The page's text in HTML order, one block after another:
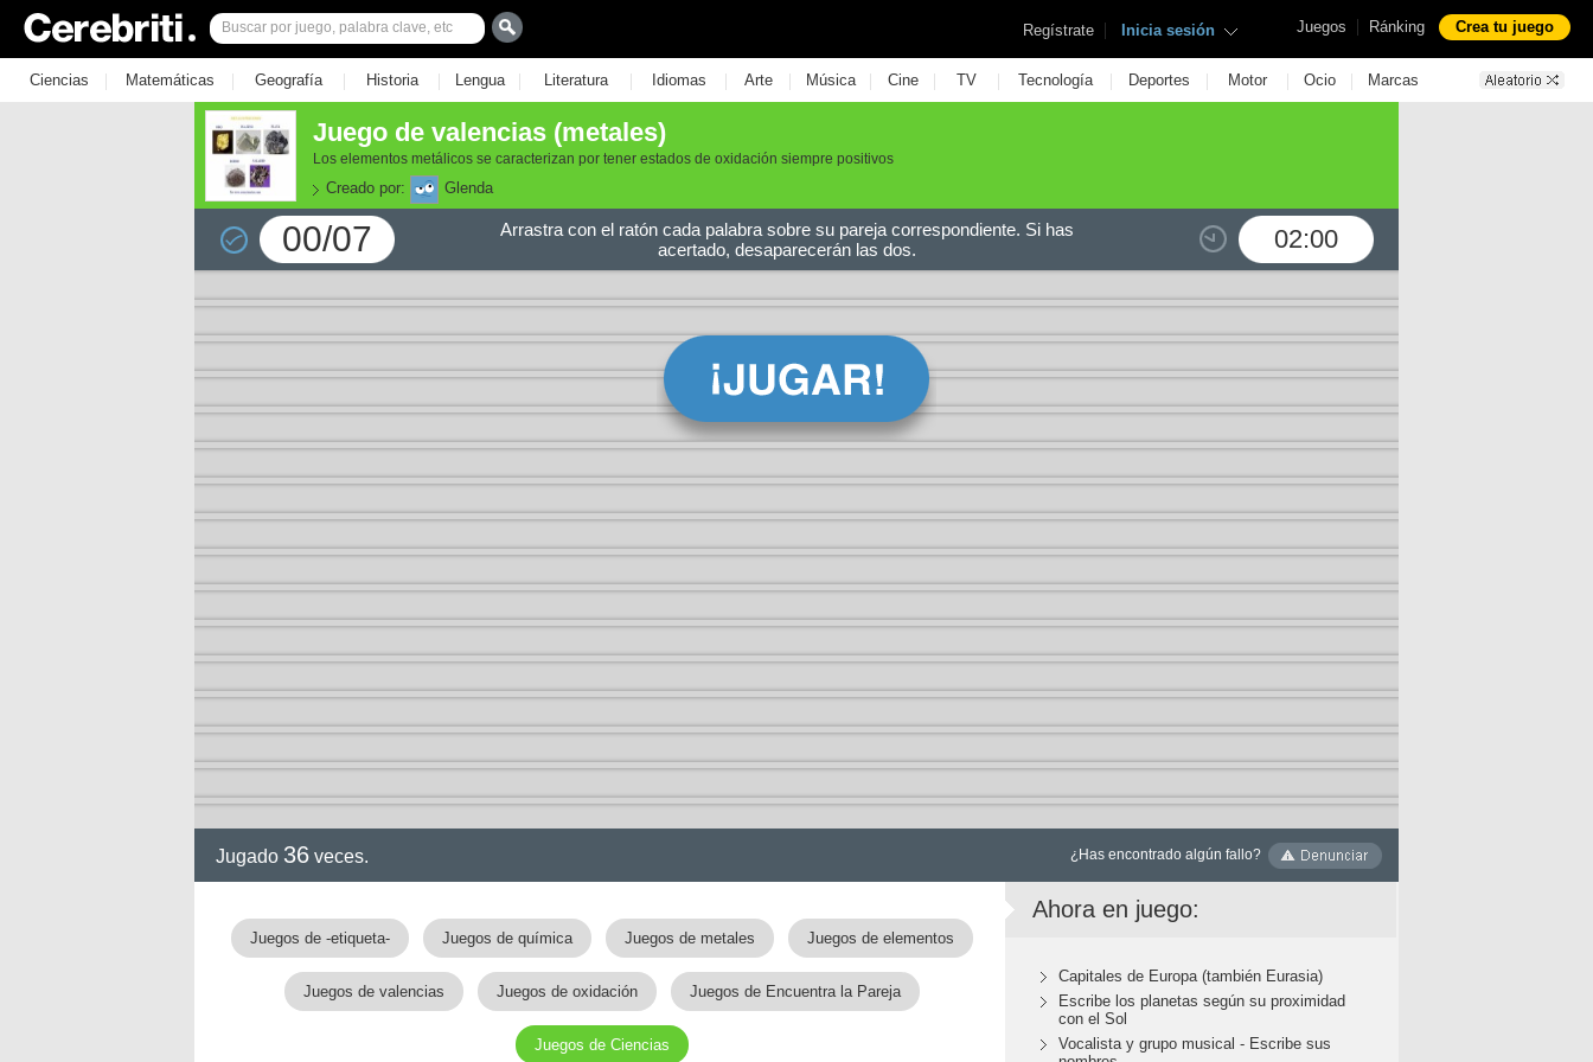
Juegos | Ránking Crea tu juego
Regístrate | Inicia sesión
Ciencias | Matemáticas | Geografía | Historia | Lengua | Literatura | Idiomas | Arte | Música | Cine | TV | Tecnología | Deportes | Motor | Ocio | Marcas
Juego de valencias (metales)
Los elementos metálicos se caracterizan por tener estados de oxidación siempre positivos
Creado por: Glenda
00/07 02:00
Arrastra con el ratón cada palabra sobre su pareja correspondiente. Si has
acertado, desaparecerán las dos.
Jugado 36 veces. ¿Has encontrado algún fallo?
Juegos de -etiqueta- Juegos de química Juegos de metales Juegos de elementos
Juegos de valencias Juegos de oxidación Juegos de Encuentra la Pareja
Juegos de Ciencias
Ahora en juego:
Capitales de Europa (también Eurasia)
Escribe los planetas según su proximidad
con el Sol
Vocalista y grupo musical - Escribe sus